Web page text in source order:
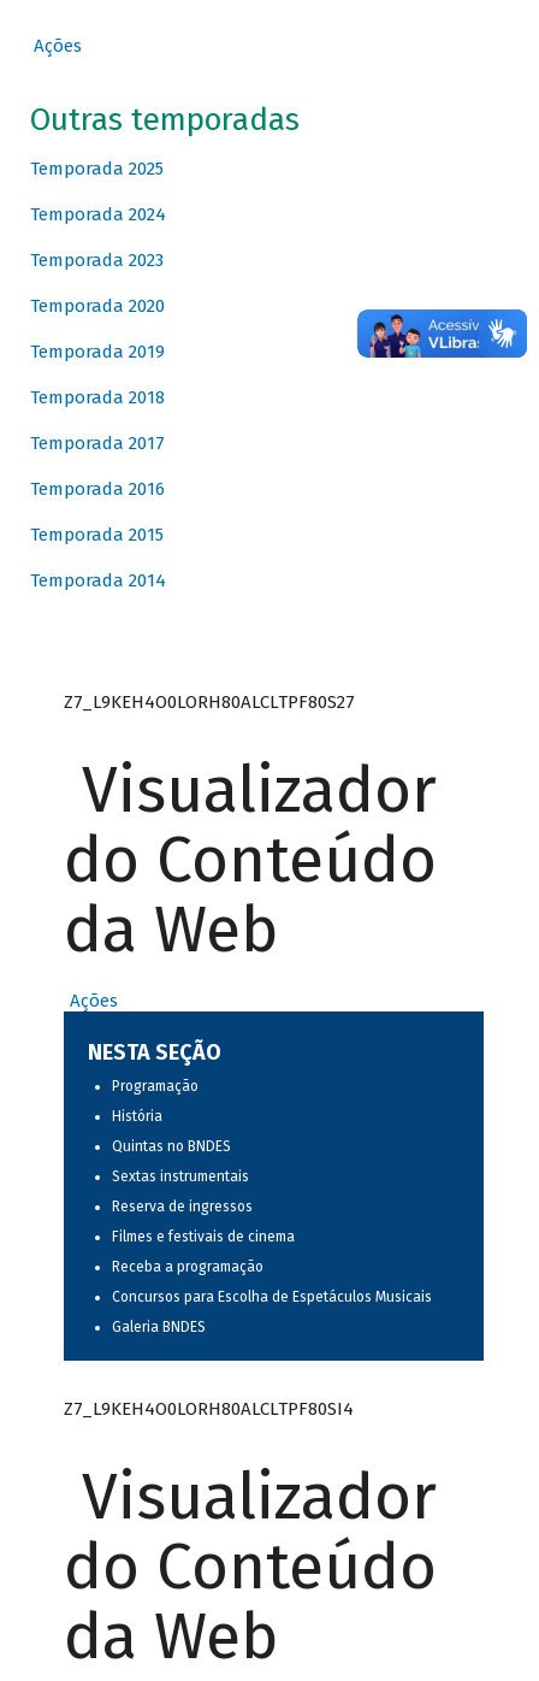
Ações
Outras temporadas
Temporada 2025
Temporada 2024
Temporada 2023
Temporada 2020
Temporada 2019
Temporada 2018
Temporada 2017
Temporada 2016
Temporada 2015
Temporada 2014
Z7_L9KEH4O0LORH80ALCLTPF80S27
Visualizador
do Conteúdo
da Web
Ações
NESTA SEÇÃO
Programação
História
Quintas no BNDES
Sextas instrumentais
Reserva de ingressos
Filmes e festivais de cinema
Receba a programação
Concursos para Escolha de Espetáculos Musicais
Galeria BNDES
Z7_L9KEH4O0LORH80ALCLTPF80SI4
Visualizador
do Conteúdo
da Web